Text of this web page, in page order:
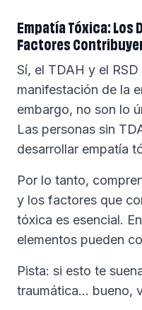
Empatía Tóxica: Los
Factores
Sí, el TDAH y el
manifestación de la
embargo, no son lo
Las personas sin
desarrollar empatía
Por lo tanto,
y los factores que
tóxica es esencial.
elementos pueden
Pista: si esto te
traumática… bueno,